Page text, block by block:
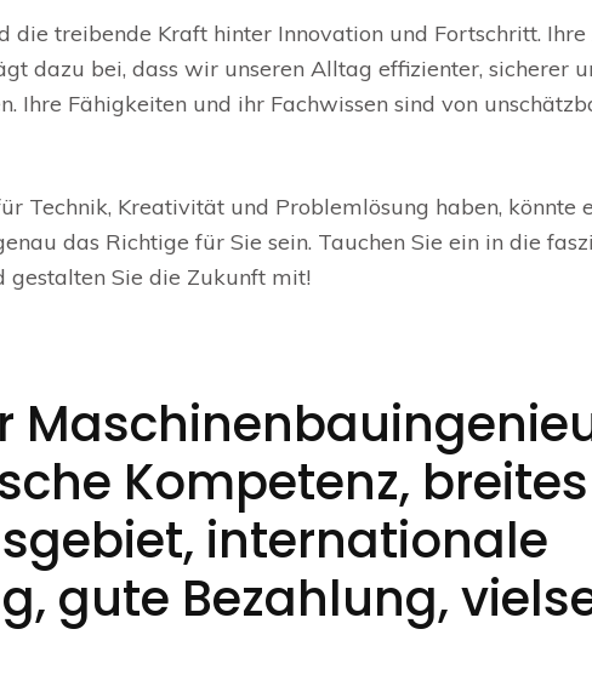
die treibende Kraft hinter Innovation und Fortschritt.
dazu bei, dass wir unseren Alltag effizienter, sicherer
Ihre Fähigkeiten und ihr Fachwissen sind von
Technik, Kreativität und Problemlösung haben, könnte
das Richtige für Sie sein. Tauchen Sie ein in die
gestalten Sie die Zukunft mit!
Kompetenz, breites
internationale
gute Bezahlung,